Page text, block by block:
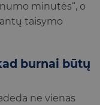
minutės“, o
taisymo
burnai būtų
ne vienas